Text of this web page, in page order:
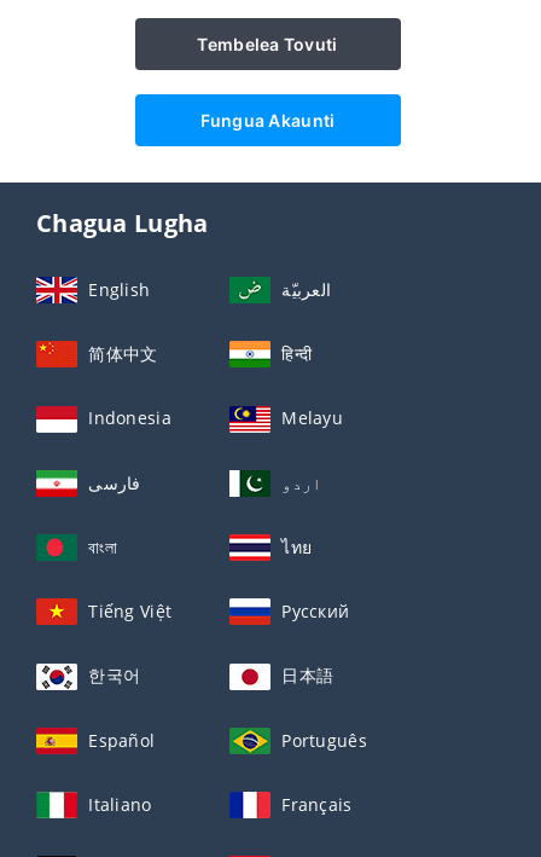
Tembelea Tovuti
Fungua Akaunti
Chagua Lugha
English العربيّة
简体中文 हिन्दी
Indonesia Melayu
فارسی اردو
বাংলা ไทย
Tiếng Việt Русский
한국어 日本語
Español Português
Italiano Français